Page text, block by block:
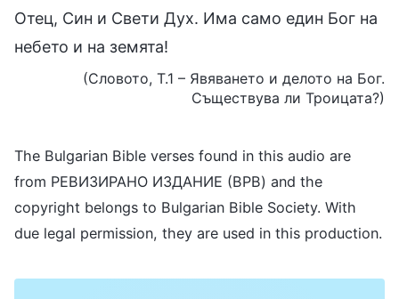
Отец, Син и Свети Дух. Има само един Бог на
небето и на земята!
(Словото, Т.1 – Явяването и делото на Бог.
Съществува ли Троицата?)
The Bulgarian Bible verses found in this audio are
from РЕВИЗИРАНО ИЗДАНИЕ (BPB) and the
copyright belongs to Bulgarian Bible Society. With
due legal permission, they are used in this production.